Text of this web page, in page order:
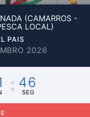
(CAMARROS -
LOCAL)
PAIS
2026
46
SEG